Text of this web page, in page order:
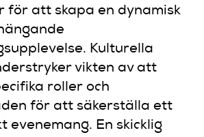
för att skapa en dynamisk
Kulturella
vikten av att
roller och
för att säkerställa ett
evenemang. En skicklig